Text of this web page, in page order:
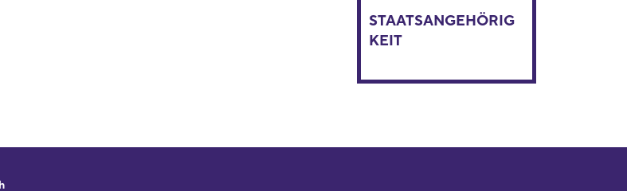
STAATSANGEHÖRIG
KEIT